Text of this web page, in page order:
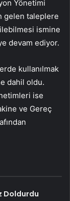
Yönetimi
gelen taleplere
ismine
devam ediyor.
kullanılmak
dahil oldu.
ise
ve Gereç
Doldurdu